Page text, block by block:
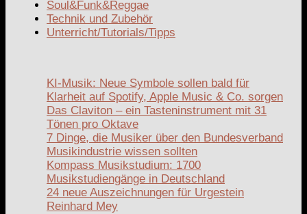
Soul&Funk&Reggae
Technik und Zubehör
Unterricht/Tutorials/Tipps
KI-Musik: Neue Symbole sollen bald für
Klarheit auf Spotify, Apple Music & Co. sorgen
Das Claviton – ein Tasteninstrument mit 31
Tönen pro Oktave
7 Dinge, die Musiker über den Bundesverband
Musikindustrie wissen sollten
Kompass Musikstudium: 1700
Musikstudiengänge in Deutschland
24 neue Auszeichnungen für Urgestein
Reinhard Mey